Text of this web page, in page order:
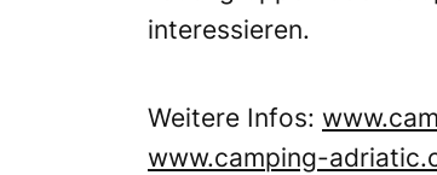
interessieren.
Weitere Infos:
www.camping-